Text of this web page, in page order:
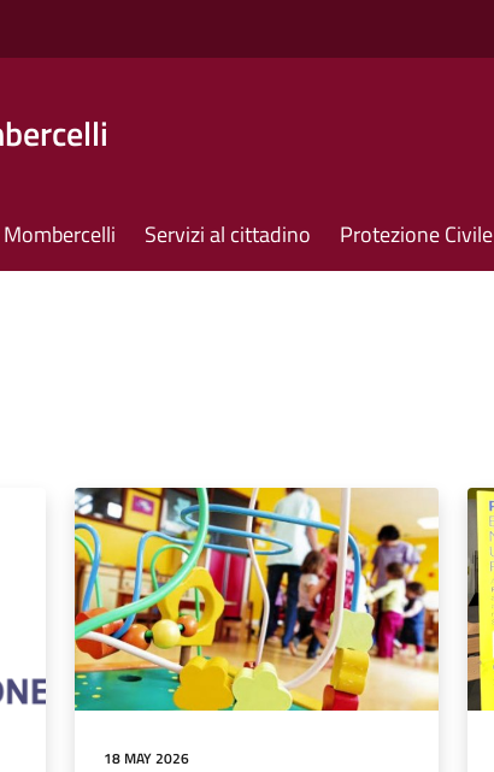
Servizi al cittadino Protezione Civile
18 MAY 2026